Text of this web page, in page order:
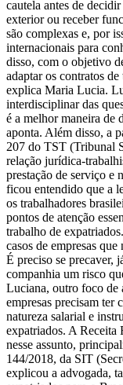
cautela antes de
exterior ou receber
são complexas e, por
internacionais para
disso, com o objetivo
adaptar os contratos
explica Maria Lucia.
interdisciplinar das
é a melhor maneira de
aponta. Além disso, a
207 do TST (Tribunal
relação jurídica-
prestação de serviço e
ficou entendido que a
os trabalhadores
pontos de atenção
trabalho de
casos de empresas
É preciso se precaver,
companhia um risco
Luciana, outro foco de
empresas precisam ter
natureza salarial e
expatriados. A Receita
nesse assunto,
144/2018, da SIT
explicou a advogada,